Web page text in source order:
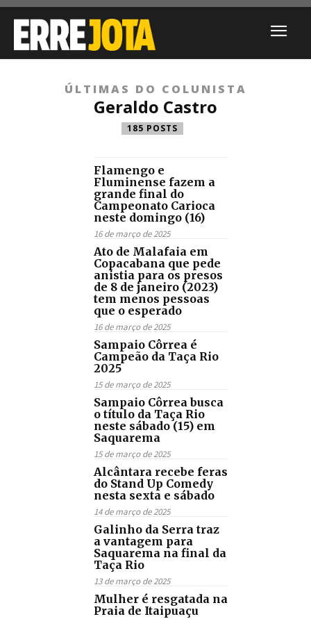
ÚLTIMAS DO COLUNISTA
Geraldo Castro
185 POSTS
Flamengo e
Fluminense fazem a
grande final do
Campeonato Carioca
neste domingo (16)
16 de março de 2025
Ato de Malafaia em
Copacabana que pede
anistia para os presos
de 8 de janeiro (2023)
tem menos pessoas
que o esperado
16 de março de 2025
Sampaio Côrrea é
Campeão da Taça Rio
2025
15 de março de 2025
Sampaio Côrrea busca
o título da Taça Rio
neste sábado (15) em
Saquarema
15 de março de 2025
Alcântara recebe feras
do Stand Up Comedy
nesta sexta e sábado
14 de março de 2025
Galinho da Serra traz
a vantagem para
Saquarema na final da
Taça Rio
13 de março de 2025
Mulher é resgatada na
Praia de Itaipuaçu